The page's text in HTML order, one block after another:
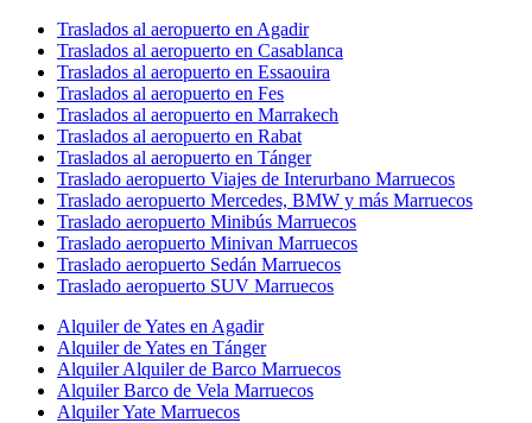
Traslados al aeropuerto en Agadir
Traslados al aeropuerto en Casablanca
Traslados al aeropuerto en Essaouira
Traslados al aeropuerto en Fes
Traslados al aeropuerto en Marrakech
Traslados al aeropuerto en Rabat
Traslados al aeropuerto en Tánger
Traslado aeropuerto Viajes de Interurbano Marruecos
Traslado aeropuerto Mercedes, BMW y más Marruecos
Traslado aeropuerto Minibús Marruecos
Traslado aeropuerto Minivan Marruecos
Traslado aeropuerto Sedán Marruecos
Traslado aeropuerto SUV Marruecos
Alquiler de Yates en Agadir
Alquiler de Yates en Tánger
Alquiler Alquiler de Barco Marruecos
Alquiler Barco de Vela Marruecos
Alquiler Yate Marruecos